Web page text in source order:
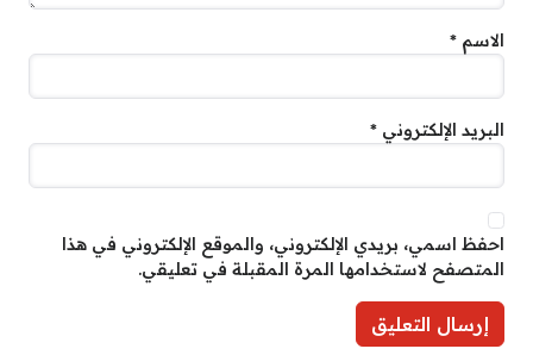
الاسم *
البريد الإلكتروني *
احفظ اسمي، بريدي الإلكتروني، والموقع الإلكتروني في هذا
المتصفح لاستخدامها المرة المقبلة في تعليقي.